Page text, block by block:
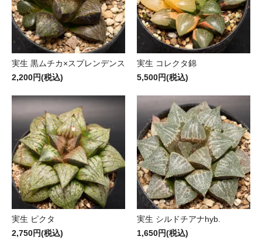
実生 黒ムチカ×スプレンデンス
2,200円(税込)
実生 コレクタ錦
5,500円(税込)
実生 ピクタ
2,750円(税込)
実生 シルドチアナhyb.
1,650円(税込)